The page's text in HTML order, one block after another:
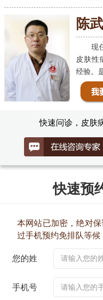
陈
现
皮肤性
经验。
快速问诊，皮肤
快速预
本网站已加密，绝对
过手机预约免排队等候
您的姓
手机号